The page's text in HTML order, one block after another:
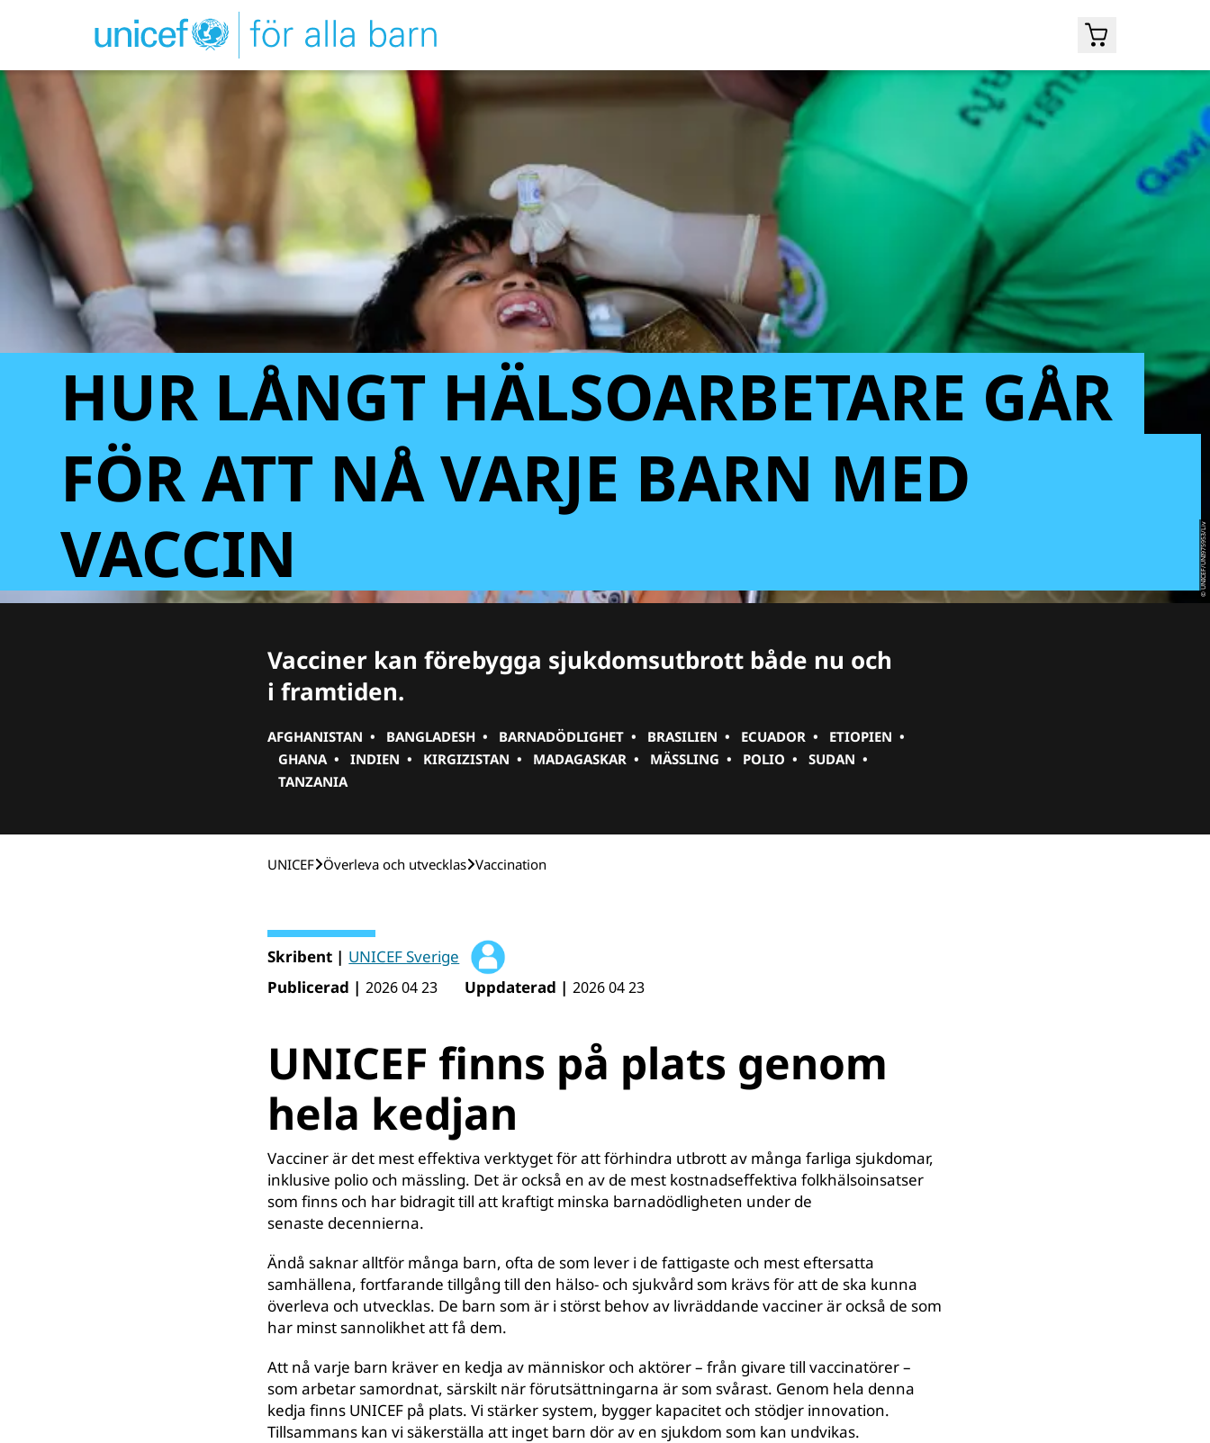
© UNICEF/UNI975953/Liv
HUR LÅNGT HÄLSOARBETARE GÅR
FÖR ATT NÅ VARJE BARN MED
VACCIN
Vacciner kan förebygga sjukdomsutbrott både nu och
i framtiden.
AFGHANISTAN • BANGLADESH • BARNADÖDLIGHET • BRASILIEN • ECUADOR • ETIOPIEN •
GHANA • INDIEN • KIRGIZISTAN • MADAGASKAR • MÄSSLING • POLIO • SUDAN •
TANZANIA
UNICEF Över­leva och utvecklas Vaccination
Skribent | UNICEF Sverige
Publicerad | 2026 04 23 Uppdaterad | 2026 04 23
UNICEF finns på plats genom
hela kedjan
Vacciner är det mest effektiva verktyget för att förhindra utbrott av många farliga sjukdomar,
inklusive polio och mässling. Det är också en av de mest kostnadseffektiva folkhälsoinsatser
som finns och har bidragit till att kraftigt minska barnadödligheten under de
senaste decennierna.
Ändå saknar alltför många barn, ofta de som lever i de fattigaste och mest eftersatta
samhällena, fortfarande tillgång till den hälso- och sjukvård som krävs för att de ska kunna
överleva och utvecklas. De barn som är i störst behov av livräddande vacciner är också de som
har minst sannolikhet att få dem.
Att nå varje barn kräver en kedja av människor och aktörer – från givare till vaccinatörer –
som arbetar samordnat, särskilt när förutsättningarna är som svårast. Genom hela denna
kedja finns UNICEF på plats. Vi stärker system, bygger kapacitet och stödjer innovation.
Tillsammans kan vi säkerställa att inget barn dör av en sjukdom som kan undvikas.